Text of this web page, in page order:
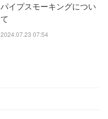
パイプスモーキングについ
て
2024.07.23 07:54